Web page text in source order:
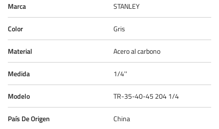
Marca STANLEY
Color Gris
Material Acero al carbono
Medida 1/4''
Modelo TR-35-40-45 204 1/4
País De Origen China